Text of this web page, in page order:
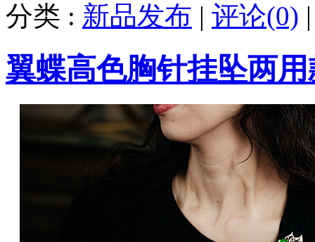
分类 : 新品发布 | 评论(0)
翼蝶高色胸针挂坠两用